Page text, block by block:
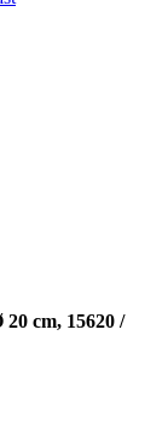
cm, 15620 /